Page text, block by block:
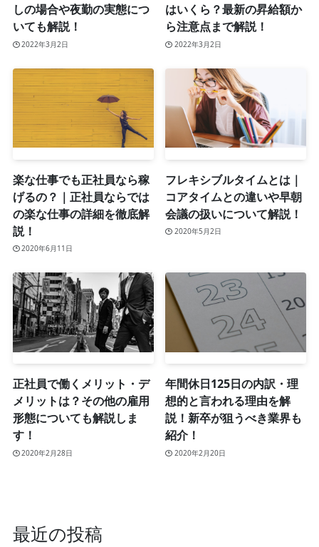
しの場合や夜勤の実態につ
いても解説！
2022年3月2日
はいくら？最新の昇給額か
ら注意点まで解説！
2022年3月2日
楽な仕事でも正社員なら稼
げるの？｜正社員ならでは
の楽な仕事の詳細を徹底解
説！
2020年6月11日
フレキシブルタイムとは｜
コアタイムとの違いや早朝
会議の扱いについて解説！
2020年5月2日
正社員で働くメリット・デ
メリットは？その他の雇用
形態についても解説しま
す！
2020年2月28日
年間休日125日の内訳・理
想的と言われる理由を解
説！新卒が狙うべき業界も
紹介！
2020年2月20日
最近の投稿